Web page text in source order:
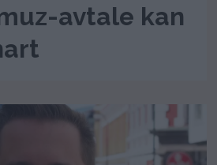
avtale kan